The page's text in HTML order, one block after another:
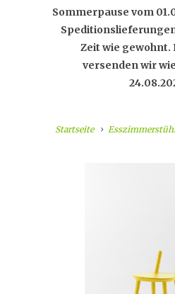
Sommerpause vom
Zeit wie gewohnt.
versenden wir
Startseite